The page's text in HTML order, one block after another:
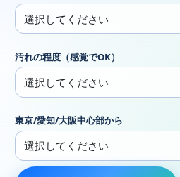
汚れの程度（感覚でOK）
東京/愛知/大阪中心部から